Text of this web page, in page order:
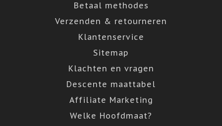
Betaal methodes
Verzenden & retourneren
Klantenservice
Sitemap
Klachten en vragen
Descente maattabel
Affiliate Marketing
Welke Hoofdmaat?